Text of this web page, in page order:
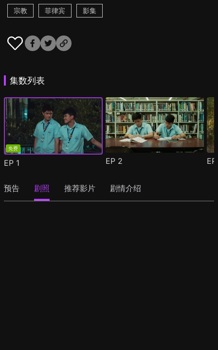
宗教 菲律宾 影集
集数列表
免费
EP 1 EP 2
预告 剧照 推荐影片 剧情介绍